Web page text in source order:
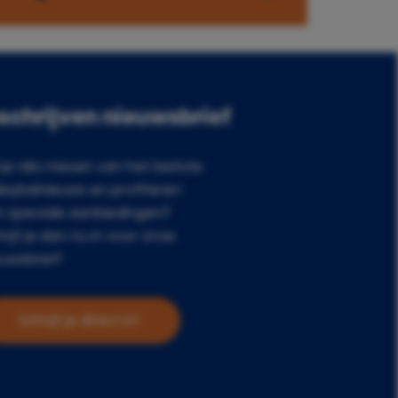
nieuwsbrief
niks missen van het laatste
en profiteren
speciale aanbiedingen?
je dan nu in voor onze
Schrijf je direct in!